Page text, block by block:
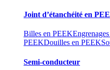
Joint d’étanchéité en
Billes en PEEK
PEEKDouilles en PEEK
Semi-conducteur